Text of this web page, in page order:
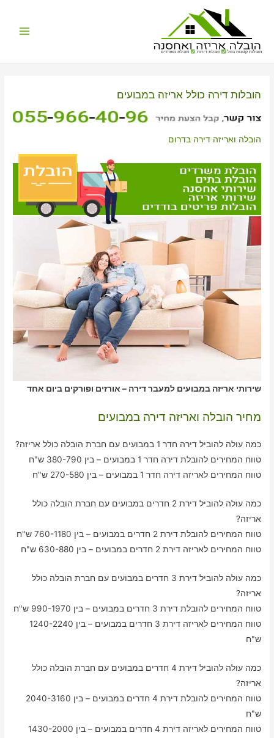
הובלות קטנות בזול הובלת דירות הובלת משרדים
הובלות דירה כולל אריזה במבועים
הובלה ואריזה דירה בדרום
שירותי אריזה במבועים למעבר דירה – אורזים ופורקים ביום אחד
מחיר הובלה ואריזה דירה במבועים
כמה עולה להוביל דירה חדר 1 במבועים עם חברת הובלה כולל אריזה?
טווח המחירים להובלת דירה חדר 1 במבועים – בין 380-790 ש"ח
טווח המחירים לאריזה דירה חדר 1 במבועים – בין 270-580 ש"ח
כמה עולה להוביל דירת 2 חדרים במבועים עם חברת הובלה כולל
אריזה?
טווח המחירים להובלת דירת 2 חדרים במבועים – בין 760-1180 ש"ח
טווח המחירים לאריזה דירת 2 חדרים במבועים – בין 630-880 ש"ח
כמה עולה להוביל דירת 3 חדרים במבועים עם חברת הובלה כולל
אריזה?
טווח המחירים להובלת דירת 3 חדרים במבועים – בין 990-1970 ש"ח
טווח המחירים לאריזה דירת 3 חדרים במבועים – בין 1240-2240
ש"ח
כמה עולה להוביל דירת 4 חדרים במבועים עם חברת הובלה כולל
אריזה?
טווח המחירים להובלת דירת 4 חדרים במבועים – בין 2040-3160
ש"ח
טווח המחירים לאריזה דירת 4 חדרים במבועים – בין 1430-2000